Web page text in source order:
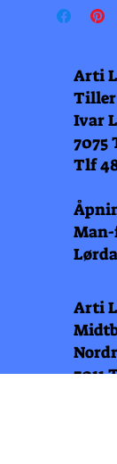
Arti
Ivar
7075
Tlf
Arti
7011